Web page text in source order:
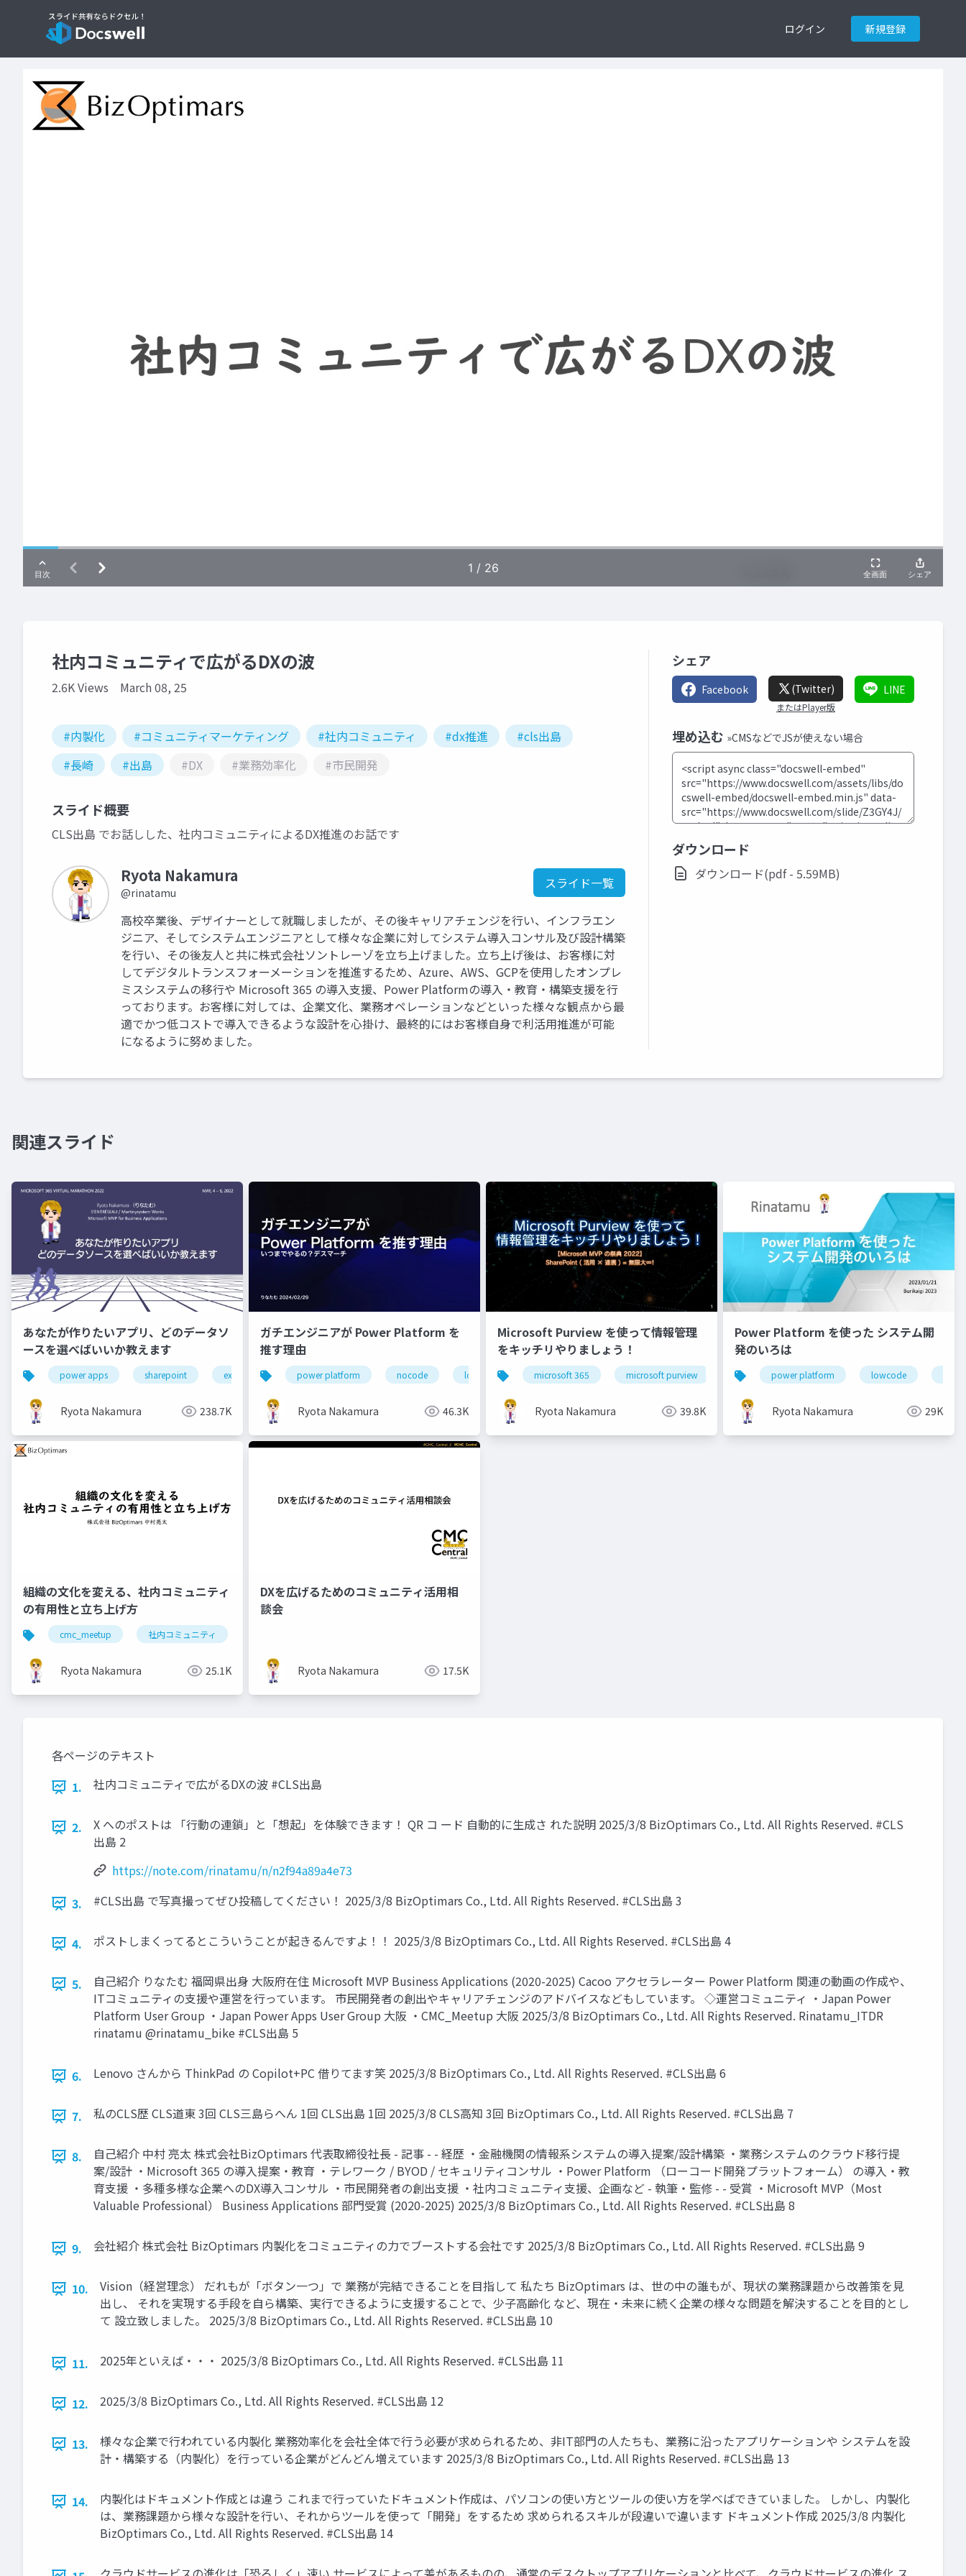
ログイン 新規登録
社内コミュニティで広がるDXの波
2.6K Views March 08, 25
#内製化 #コミュニティマーケティング #社内コミュニティ #dx推進
#cls出島
#長崎
#出島 #DX #業務効率化 #市民開発
スライド概要
CLS出島 でお話しした、社内コミュニティによるDX推進のお話です
Ryota Nakamura
@rinatamu
スライド一覧
高校卒業後、デザイナーとして就職しましたが、その後キャリアチェンジを行い、インフラエン
ジニア、そしてシステムエンジニアとして様々な企業に対してシステム導入コンサル及び設計構築
を行い、その後友人と共に株式会社ソントレーゾを立ち上げました。立ち上げ後は、お客様に対
してデジタルトランスフォーメーションを推進するため、Azure、AWS、GCPを使用したオンプレ
ミスシステムの移行や Microsoft 365 の導入支援、Power Platformの導入・教育・構築支援を行
っております。お客様に対しては、企業文化、業務オペレーションなどといった様々な観点から最
適でかつ低コストで導入できるような設計を心掛け、最終的にはお客様自身で利活用推進が可能
になるように努めました。
シェア
Facebook (Twitter)
またはPlayer版
LINE
埋め込む »CMSなどでJSが使えない場合
ダウンロード
ダウンロード(pdf - 5.59MB)
関連スライド
あなたが作りたいアプリ、どのデータソ
ースを選べばいいか教えます
power apps sharepoint excel microsoft lists microsoft dataverse lowcode nocode civictech m365vm m365vm2022
Ryota Nakamura 238.7K
ガチエンジニアが Power Platform を
推す理由
power platform nocode lowcode
Ryota Nakamura 46.3K
Microsoft Purview を使って情報管理
をキッチリやりましょう！
microsoft 365 microsoft purview zero trust security sharepoint
Ryota Nakamura 39.8K
Power Platform を使った システム開
発のいろは
power platform lowcode
Ryota Nakamura 29K
組織の文化を変える、社内コミュニティ
の有用性と立ち上げ方
cmc_meetup 社内コミュニティ
Ryota Nakamura 25.1K
DXを広げるためのコミュニティ活用相
談会
Ryota Nakamura 17.5K
各ページのテキスト
1.
社内コミュニティで広がるDXの波 #CLS出島
2.
X へのポストは 「行動の連鎖」と「想起」を体験できます！ QR コ ード 自動的に生成さ れた説明 2025/3/8 BizOptimars Co., Ltd. All Rights Reserved. #CLS
出島 2
https://note.com/rinatamu/n/n2f94a89a4e73
3.
#CLS出島 で写真撮ってぜひ投稿してください！ 2025/3/8 BizOptimars Co., Ltd. All Rights Reserved. #CLS出島 3
4. ポストしまくってるとこういうことが起きるんですよ！！ 2025/3/8 BizOptimars Co., Ltd. All Rights Reserved. #CLS出島 4
5.
自己紹介 りなたむ 福岡県出身 大阪府在住 Microsoft MVP Business Applications (2020-2025) Cacoo アクセラレーター Power Platform 関連の動画の作成や、
ITコミュニティの支援や運営を行っています。 市民開発者の創出やキャリアチェンジのアドバイスなどもしています。 ◇運営コミュニティ ・Japan Power
Platform User Group ・Japan Power Apps User Group 大阪 ・CMC_Meetup 大阪 2025/3/8 BizOptimars Co., Ltd. All Rights Reserved. Rinatamu_ITDR
rinatamu @rinatamu_bike #CLS出島 5
6. Lenovo さんから ThinkPad の Copilot+PC 借りてます笑 2025/3/8 BizOptimars Co., Ltd. All Rights Reserved. #CLS出島 6
7. 私のCLS歴 CLS道東 3回 CLS三島らへん 1回 CLS出島 1回 2025/3/8 CLS高知 3回 BizOptimars Co., Ltd. All Rights Reserved. #CLS出島 7
8.
自己紹介 中村 亮太 株式会社BizOptimars 代表取締役社長 - 記事 - - 経歴 ・金融機関の情報系システムの導入提案/設計構築 ・業務システムのクラウド移行提
案/設計 ・Microsoft 365 の導入提案・教育 ・テレワーク / BYOD / セキュリティコンサル ・Power Platform （ローコード開発プラットフォーム） の導入・教
育支援 ・多種多様な企業へのDX導入コンサル ・市民開発者の創出支援 ・社内コミュニティ支援、企画など - 執筆・監修 - - 受賞 ・Microsoft MVP（Most
Valuable Professional） Business Applications 部門受賞 (2020-2025) 2025/3/8 BizOptimars Co., Ltd. All Rights Reserved. #CLS出島 8
9. 会社紹介 株式会社 BizOptimars 内製化をコミュニティの力でブーストする会社です 2025/3/8 BizOptimars Co., Ltd. All Rights Reserved. #CLS出島 9
10.
Vision（経営理念） だれもが「ボタン一つ」で 業務が完結できることを目指して 私たち BizOptimars は、世の中の誰もが、現状の業務課題から改善策を見
出し、 それを実現する手段を自ら構築、実行できるように支援することで、少子高齢化 など、現在・未来に続く企業の様々な問題を解決することを目的とし
て 設立致しました。 2025/3/8 BizOptimars Co., Ltd. All Rights Reserved. #CLS出島 10
11. 2025年といえば・・・ 2025/3/8 BizOptimars Co., Ltd. All Rights Reserved. #CLS出島 11
12. 2025/3/8 BizOptimars Co., Ltd. All Rights Reserved. #CLS出島 12
13.
様々な企業で行われている内製化 業務効率化を会社全体で行う必要が求められるため、非IT部門の人たちも、業務に沿ったアプリケーションや システムを設
計・構築する（内製化）を行っている企業がどんどん増えています 2025/3/8 BizOptimars Co., Ltd. All Rights Reserved. #CLS出島 13
14.
内製化はドキュメント作成とは違う これまで行っていたドキュメント作成は、パソコンの使い方とツールの使い方を学べばできていました。 しかし、内製化
は、業務課題から様々な設計を行い、それからツールを使って「開発」をするため 求められるスキルが段違いで違います ドキュメント作成 2025/3/8 内製化
BizOptimars Co., Ltd. All Rights Reserved. #CLS出島 14